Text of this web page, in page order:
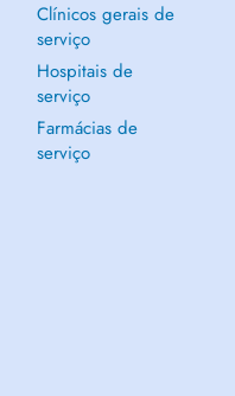
Clínicos gerais de
serviço
Hospitais de
serviço
Farmácias de
serviço